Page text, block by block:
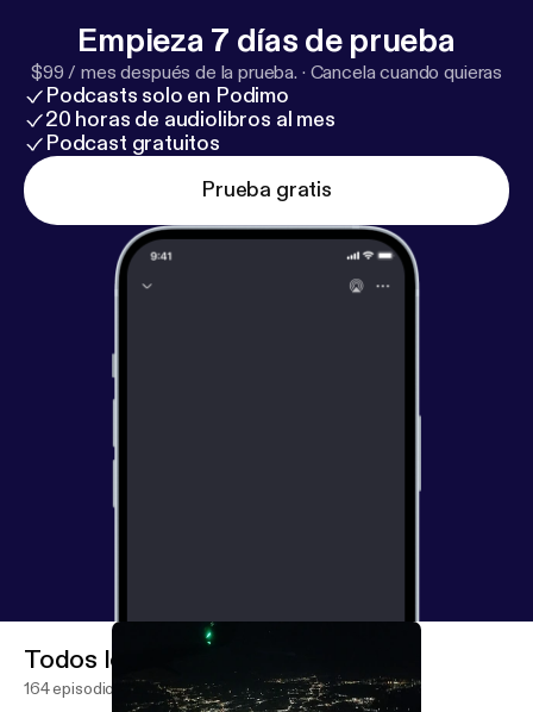
Empieza 7 días de prueba
$99 / mes después de la prueba. · Cancela cuando quieras
Podcasts solo en Podimo
20 horas de audiolibros al mes
Podcast gratuitos
Prueba gratis
Todos los episodios
164 episodios